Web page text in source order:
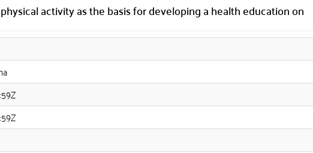
activity as the basis for developing a health education on